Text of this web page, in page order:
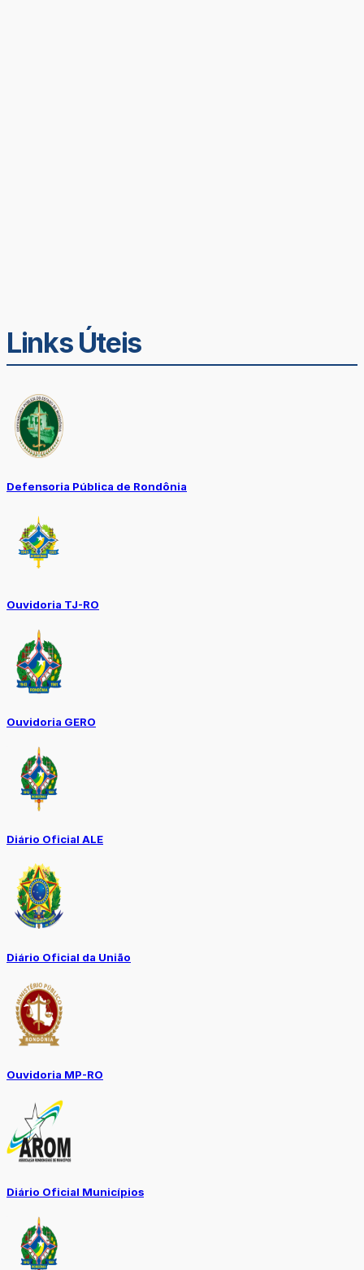
Links Úteis
Defensoria Pública de Rondônia
Ouvidoria TJ-RO
Ouvidoria GERO
Diário Oficial ALE
Diário Oficial da União
Ouvidoria MP-RO
Diário Oficial Municípios